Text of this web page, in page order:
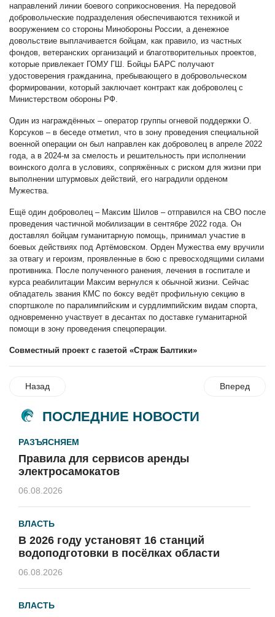
направлений линии боевого соприкосновения. На передовой
добровольческие подразделения обеспечиваются техникой и
вооружением со стороны Минобороны России, а денежное
довольствие выплачивается бойцам, как правило, из частных
фондов, ветеранских организаций и благотворительных проектов,
которые привлекает ГОМУ ГШ. Бойцы БАРС получают
удостоверения гражданина, пребывающего в добровольческом
формировании, который заключает контракт как доброволец с
Министерством обороны РФ.
Один из награждённых – оператор группы огневой поддержки О.
Корсуков – в беседе отметил, что в зону проведения специальной
военной операции он был направлен как доброволец в апреле 2022
года, а в 2024-м за смелость и решительность при исполнении
воинского долга в условиях, сопряжённых с риском для жизни при
выполнении штурмовых действий, его наградили орденом
Мужества.
Ещё один доброволец – Максим Шилов – отправился на СВО после
проведения частичной мобилизации в сентябре 2022 года. Он
доставлял бойцам гуманитарную помощь, принимал участие в
боевых действиях под Артёмовском. Орден Мужества ему вручили
за отвагу и героизм, проявленные в бою с превосходящими силами
противника. После полученного ранения, лечения в госпитале и
курса реабилитации Максим вернулся к обычной жизни. Сейчас
обладатель звания КМС по боксу ведёт профильную секцию в
спортшколе по паралимпийским и сурдлимпийским видам спорта,
одновременно участвует в десантах по доставке гуманитарной
помощи в зону проведения спецоперации.
Совместный проект с газетой «Страж Балтики»
Назад Вперед
ПОСЛЕДНИЕ НОВОСТИ
РАЗЪЯСНЯЕМ
Правила для сервисов аренды
электросамокатов
06.08.2026
ВЛАСТЬ
В 2026 году установят 16 станций
водоподготовки в посёлках области
06.08.2026
ВЛАСТЬ